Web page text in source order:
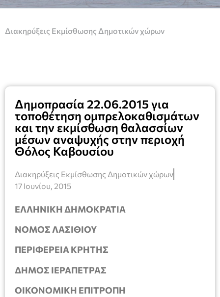
Διακηρύξεις Εκμίσθωσης Δημοτικών χώρων
Δημοπρασία 22.06.2015 για
τοποθέτηση ομπρελοκαθισμάτων
και την εκμίσθωση θαλασσίων
μέσων αναψυχής στην περιοχή
Θόλος Καβουσίου
Διακηρύξεις Εκμίσθωσης Δημοτικών χώρων
17 Ιουνίου, 2015
ΕΛΛΗΝΙΚΗ ΔΗΜΟΚΡΑΤΙΑ
ΝΟΜΟΣ ΛΑΣΙΘΙΟΥ
ΠΕΡΙΦΕΡΕΙΑ ΚΡΗΤΗΣ
ΔΗΜΟΣ ΙΕΡΑΠΕΤΡΑΣ
ΟΙΚΟΝΟΜΙΚΗ ΕΠΙΤΡΟΠΗ